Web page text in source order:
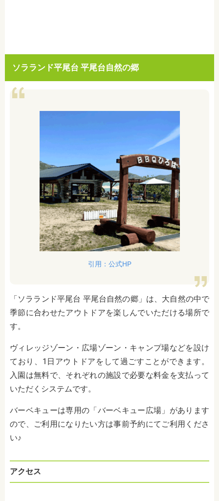
ソラランド平尾台 平尾台自然の郷
引用：公式HP
「ソラランド平尾台 平尾台自然の郷」は、大自然の中で
季節に合わせたアウトドアを楽しんでいただける場所で
す。
ヴィレッジゾーン・広場ゾーン・キャンプ場などを設け
ており、1日アウトドアをして過ごすことができます。
入園は無料で、それぞれの施設で必要な料金を支払って
いただくシステムです。
バーベキューは専用の「バーベキュー広場」があります
ので、ご利用になりたい方は事前予約にてご利用くださ
い♪
アクセス